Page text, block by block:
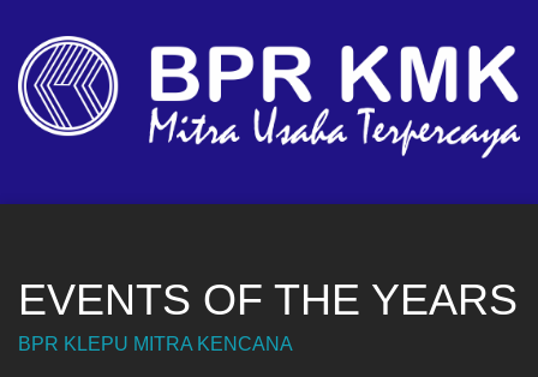
content
EVENTS OF THE YEARS
BPR KLEPU MITRA KENCANA